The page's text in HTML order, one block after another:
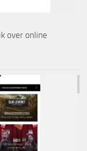
over online